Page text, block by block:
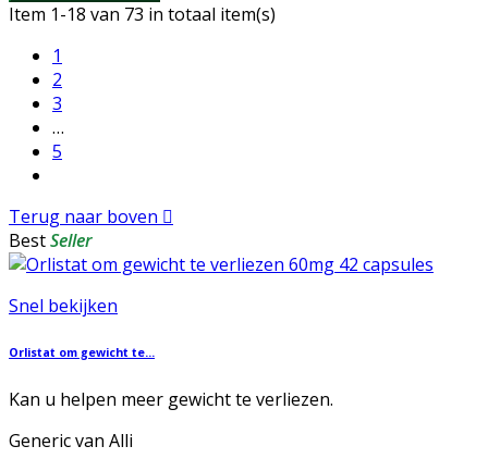
Item 1-18 van 73 in totaal item(s)
1
2
3
…
5
Terug naar boven 
BestSeller
Snel bekijken
Orlistat om gewicht te...
Kan u helpen meer gewicht te verliezen.
Generic van Alli